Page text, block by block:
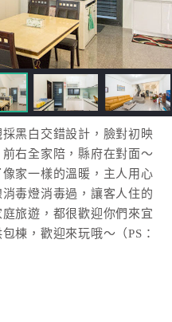
黑白交錯設計，臉對初映
右全家陪，縣府在對面～
家一樣的溫暖，主人用心
毒燈消毒過，讓客人住的
旅遊，都很歡迎你們來宜
棟，歡迎來玩哦～（PS：